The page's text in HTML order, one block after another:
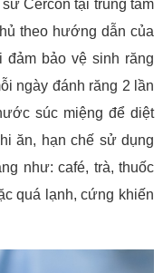
Cercon tại trung tâm
theo hướng dẫn của
bảo vệ sinh răng
ngày đánh răng 2 lần
súc miệng để diệt
ăn, hạn chế sử dụng
như: café, trà, thuốc
quá lạnh, cứng khiến